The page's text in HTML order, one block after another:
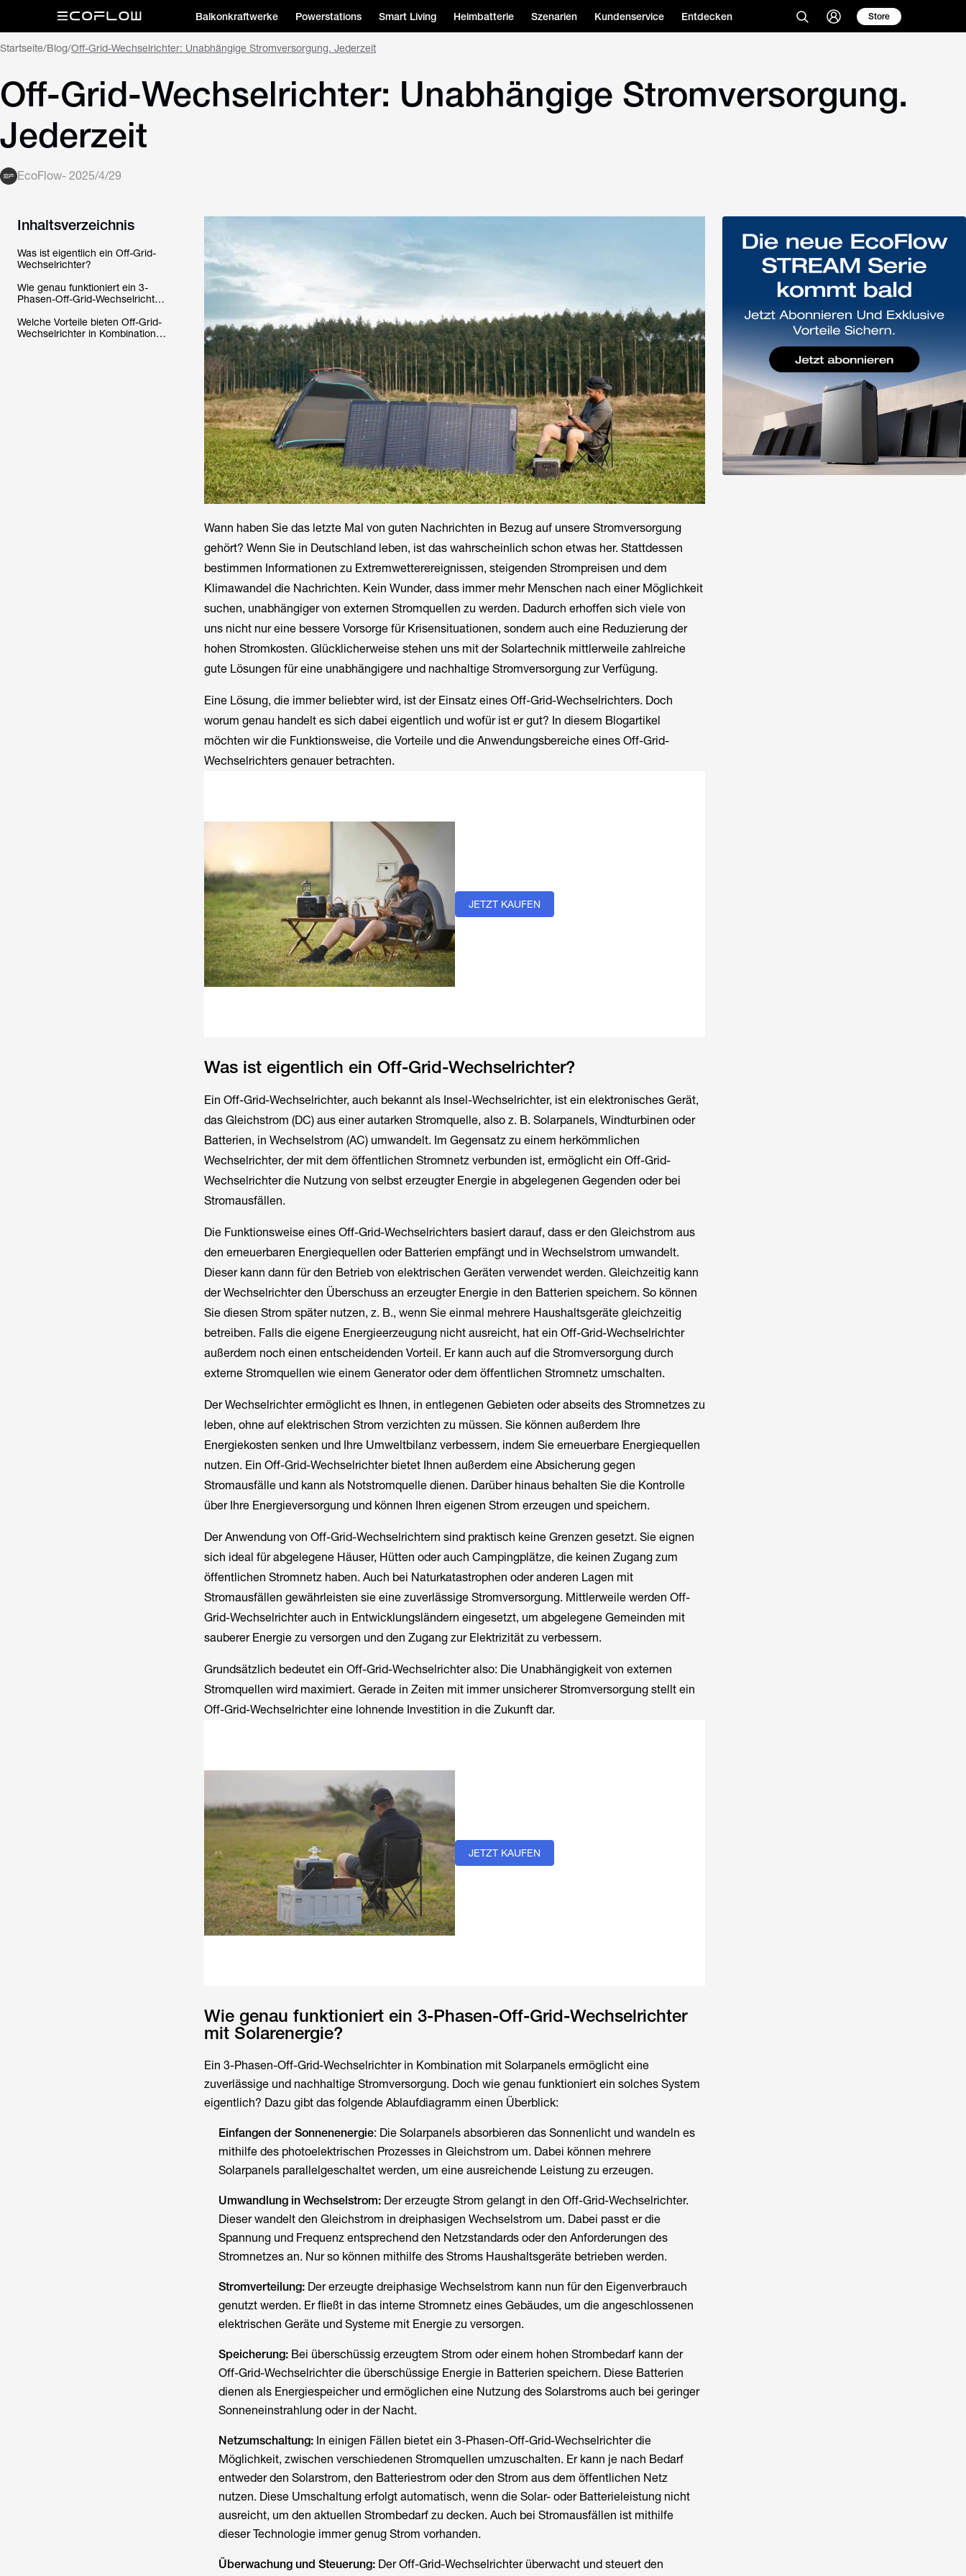
Balkonkraftwerke Powerstations Smart Living Heimbatterie Szenarien Kundenservice Entdecken Store
Startseite/Blog/Off-Grid-Wechselrichter: Unabhängige Stromversorgung. Jederzeit
Off-Grid-Wechselrichter: Unabhängige Stromversorgung.
Jederzeit
EcoFlow- 2025/4/29
Inhaltsverzeichnis
Was ist eigentlich ein Off-Grid-
Wechselrichter?
Wie genau funktioniert ein 3-
Phasen-Off-Grid-Wechselrichter
Welche Vorteile bieten Off-Grid-
Wechselrichter in Kombination
Wann haben Sie das letzte Mal von guten Nachrichten in Bezug auf unsere Stromversorgung
gehört? Wenn Sie in Deutschland leben, ist das wahrscheinlich schon etwas her. Stattdessen
bestimmen Informationen zu Extremwetterereignissen, steigenden Strompreisen und dem
Klimawandel die Nachrichten. Kein Wunder, dass immer mehr Menschen nach einer Möglichkeit
suchen, unabhängiger von externen Stromquellen zu werden. Dadurch erhoffen sich viele von
uns nicht nur eine bessere Vorsorge für Krisensituationen, sondern auch eine Reduzierung der
hohen Stromkosten. Glücklicherweise stehen uns mit der Solartechnik mittlerweile zahlreiche
gute Lösungen für eine unabhängigere und nachhaltige Stromversorgung zur Verfügung.
Eine Lösung, die immer beliebter wird, ist der Einsatz eines Off-Grid-Wechselrichters. Doch
worum genau handelt es sich dabei eigentlich und wofür ist er gut? In diesem Blogartikel
möchten wir die Funktionsweise, die Vorteile und die Anwendungsbereiche eines Off-Grid-
Wechselrichters genauer betrachten.
JETZT KAUFEN
Was ist eigentlich ein Off-Grid-Wechselrichter?
Ein Off-Grid-Wechselrichter, auch bekannt als Insel-Wechselrichter, ist ein elektronisches Gerät,
das Gleichstrom (DC) aus einer autarken Stromquelle, also z. B. Solarpanels, Windturbinen oder
Batterien, in Wechselstrom (AC) umwandelt. Im Gegensatz zu einem herkömmlichen
Wechselrichter, der mit dem öffentlichen Stromnetz verbunden ist, ermöglicht ein Off-Grid-
Wechselrichter die Nutzung von selbst erzeugter Energie in abgelegenen Gegenden oder bei
Stromausfällen.
Die Funktionsweise eines Off-Grid-Wechselrichters basiert darauf, dass er den Gleichstrom aus
den erneuerbaren Energiequellen oder Batterien empfängt und in Wechselstrom umwandelt.
Dieser kann dann für den Betrieb von elektrischen Geräten verwendet werden. Gleichzeitig kann
der Wechselrichter den Überschuss an erzeugter Energie in den Batterien speichern. So können
Sie diesen Strom später nutzen, z. B., wenn Sie einmal mehrere Haushaltsgeräte gleichzeitig
betreiben. Falls die eigene Energieerzeugung nicht ausreicht, hat ein Off-Grid-Wechselrichter
außerdem noch einen entscheidenden Vorteil. Er kann auch auf die Stromversorgung durch
externe Stromquellen wie einem Generator oder dem öffentlichen Stromnetz umschalten.
Der Wechselrichter ermöglicht es Ihnen, in entlegenen Gebieten oder abseits des Stromnetzes zu
leben, ohne auf elektrischen Strom verzichten zu müssen. Sie können außerdem Ihre
Energiekosten senken und Ihre Umweltbilanz verbessern, indem Sie erneuerbare Energiequellen
nutzen. Ein Off-Grid-Wechselrichter bietet Ihnen außerdem eine Absicherung gegen
Stromausfälle und kann als Notstromquelle dienen. Darüber hinaus behalten Sie die Kontrolle
über Ihre Energieversorgung und können Ihren eigenen Strom erzeugen und speichern.
Der Anwendung von Off-Grid-Wechselrichtern sind praktisch keine Grenzen gesetzt. Sie eignen
sich ideal für abgelegene Häuser, Hütten oder auch Campingplätze, die keinen Zugang zum
öffentlichen Stromnetz haben. Auch bei Naturkatastrophen oder anderen Lagen mit
Stromausfällen gewährleisten sie eine zuverlässige Stromversorgung. Mittlerweile werden Off-
Grid-Wechselrichter auch in Entwicklungsländern eingesetzt, um abgelegene Gemeinden mit
sauberer Energie zu versorgen und den Zugang zur Elektrizität zu verbessern.
Grundsätzlich bedeutet ein Off-Grid-Wechselrichter also: Die Unabhängigkeit von externen
Stromquellen wird maximiert. Gerade in Zeiten mit immer unsicherer Stromversorgung stellt ein
Off-Grid-Wechselrichter eine lohnende Investition in die Zukunft dar.
JETZT KAUFEN
Wie genau funktioniert ein 3-Phasen-Off-Grid-Wechselrichter
mit Solarenergie?
Ein 3-Phasen-Off-Grid-Wechselrichter in Kombination mit Solarpanels ermöglicht eine
zuverlässige und nachhaltige Stromversorgung. Doch wie genau funktioniert ein solches System
eigentlich? Dazu gibt das folgende Ablaufdiagramm einen Überblick:
Einfangen der Sonnenenergie: Die Solarpanels absorbieren das Sonnenlicht und wandeln es
mithilfe des photoelektrischen Prozesses in Gleichstrom um. Dabei können mehrere
Solarpanels parallelgeschaltet werden, um eine ausreichende Leistung zu erzeugen.
Umwandlung in Wechselstrom:Der erzeugte Strom gelangt in den Off-Grid-Wechselrichter.
Dieser wandelt den Gleichstrom in dreiphasigen Wechselstrom um. Dabei passt er die
Spannung und Frequenz entsprechend den Netzstandards oder den Anforderungen des
Stromnetzes an. Nur so können mithilfe des Stroms Haushaltsgeräte betrieben werden.
Stromverteilung:Der erzeugte dreiphasige Wechselstrom kann nun für den Eigenverbrauch
genutzt werden. Er fließt in das interne Stromnetz eines Gebäudes, um die angeschlossenen
elektrischen Geräte und Systeme mit Energie zu versorgen.
Speicherung:Bei überschüssig erzeugtem Strom oder einem hohen Strombedarf kann der
Off-Grid-Wechselrichter die überschüssige Energie in Batterien speichern. Diese Batterien
dienen als Energiespeicher und ermöglichen eine Nutzung des Solarstroms auch bei geringer
Sonneneinstrahlung oder in der Nacht.
Netzumschaltung:In einigen Fällen bietet ein 3-Phasen-Off-Grid-Wechselrichter die
Möglichkeit, zwischen verschiedenen Stromquellen umzuschalten. Er kann je nach Bedarf
entweder den Solarstrom, den Batteriestrom oder den Strom aus dem öffentlichen Netz
nutzen. Diese Umschaltung erfolgt automatisch, wenn die Solar- oder Batterieleistung nicht
ausreicht, um den aktuellen Strombedarf zu decken. Auch bei Stromausfällen ist mithilfe
dieser Technologie immer genug Strom vorhanden.
Überwachung und Steuerung:Der Off-Grid-Wechselrichter überwacht und steuert den